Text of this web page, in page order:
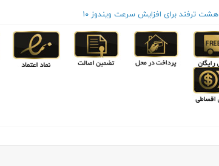
هشت ترفند برای افزایش سرعت ویندوز ۱۰